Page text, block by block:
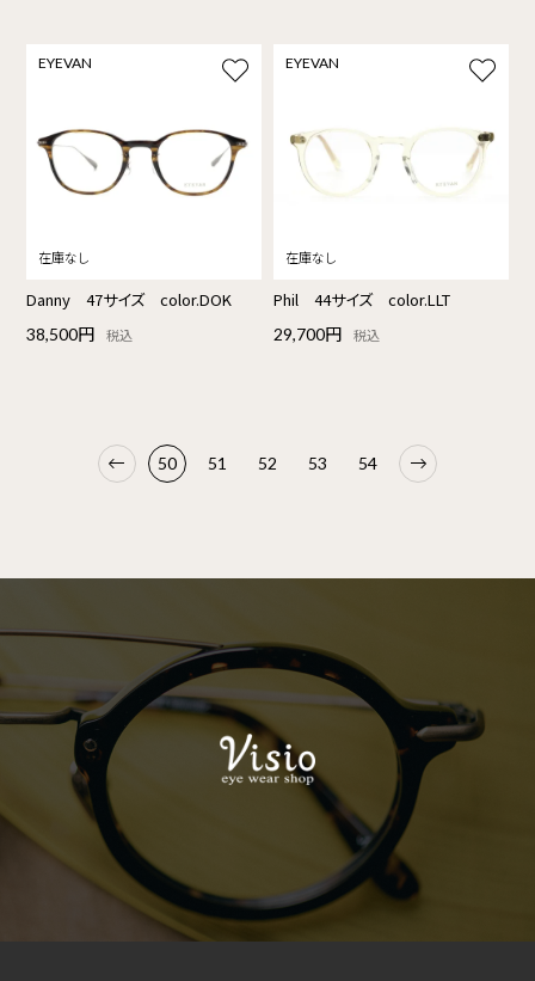
EYEVAN
Danny 47サイズ color.DOK
38,500円 税込
EYEVAN
Phil 44サイズ color.LLT
29,700円 税込
50 51 52 53 54